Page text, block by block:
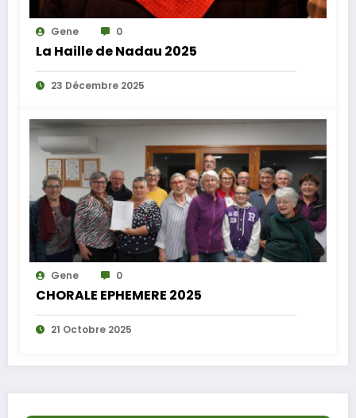
Gene 0
La Haille de Nadau 2025
23 Décembre 2025
Gene 0
CHORALE EPHEMERE 2025
21 Octobre 2025